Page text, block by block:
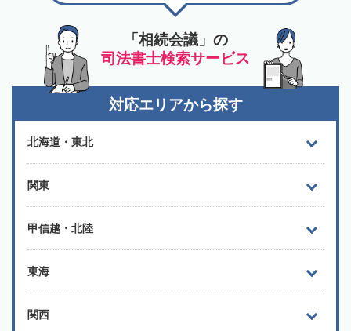
「相続会議」の
司法書士検索サービス
対応エリアから探す
北海道・東北
関東
甲信越・北陸
東海
関西